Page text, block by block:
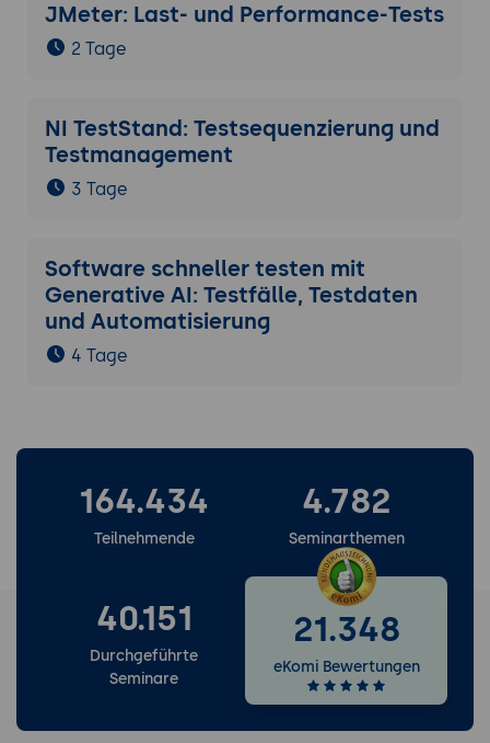
JMeter: Last- und Performance-Tests
2 Tage
NI TestStand: Testsequenzierung und
Testmanagement
3 Tage
Software schneller testen mit
Generative AI: Testfälle, Testdaten
und Automatisierung
4 Tage
164.434
Teilnehmende
4.782
Seminarthemen
40.151
Durchgeführte
Seminare
21.348
eKomi Bewertungen